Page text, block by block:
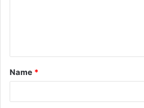
t
*
Name *